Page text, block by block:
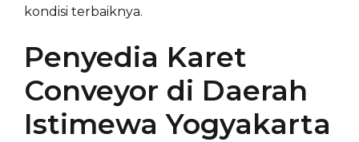
kondisi terbaiknya.
Penyedia Karet
Conveyor di Daerah
Istimewa Yogyakarta